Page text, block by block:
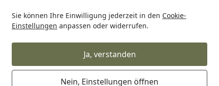
Sie können Ihre Einwilligung jederzeit in den Cookie-
Einstellungen anpassen oder widerrufen.
Ja, verstanden
Nein, Einstellungen öffnen
Startseite
SBS Bremsbeläge Scooter SBS Scooterbelag 102HM
SBS Scooterbelag 102HM Street